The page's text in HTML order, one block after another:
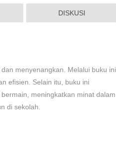
DISKUSI
menyenangkan. Melalui buku ini,
efisien. Selain itu, buku ini
meningkatkan minat dalam
di sekolah.